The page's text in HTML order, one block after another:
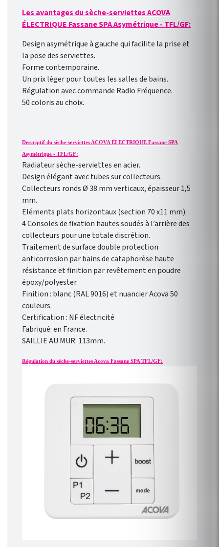
déjà installés ! Connexion
direct en WIFI à la box
Pilotage des radiateurs de
gratuite pour smartphone
Heatzy : réaliser de vraie
personnalisable selon votre
Les avantages du sèche-serviettes ACOVA
ÉLECTRIQUE Fassane SPA Asymétrique - TFL/GF:
Design asymétrique à gauche qui facilite la prise et
la pose des serviettes.
Forme contemporaine.
Un prix léger pour toutes les salles de bains.
Régulation avec commande Radio Fréquence.
50 coloris au choix.
Descriptif du sèche-serviettes ACOVA ÉLECTRIQUE Fassane SPA
Asymétrique - TFL/GF:
Radiateur sèche-serviettes en acier.
Design élégant avec tubes sur collecteurs.
Collecteurs ronds Ø 38 mm verticaux, épaisseur 1,5
mm.
Eléments plats horizontaux (section 70 x11 mm).
4 Consoles de fixation hautes soudés à l’arrière des
collecteurs pour une totale discrétion.
Traitement de surface double protection
anticorrosion par bains de cataphorèse haute
résistance et finition par revêtement en poudre
époxy/polyester.
Finition : blanc (RAL 9016) et nuancier Acova 50
couleurs.
Certification : NF électricité
Fabriqué: en France.
SAILLIE AU MUR: 113mm.
Régulation du sèche-serviettes Acova Fassane SPA TFL/GF: